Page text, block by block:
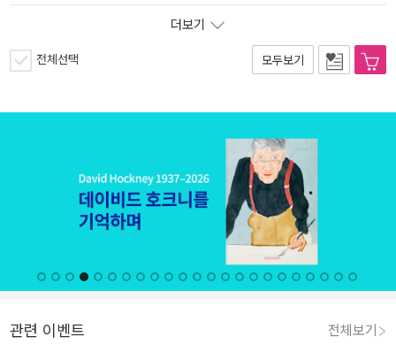
더보기
전체선택 모두보기
관련 이벤트 전체보기